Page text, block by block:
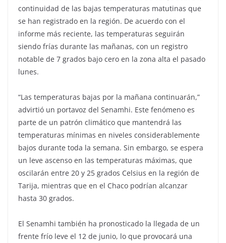
continuidad de las bajas temperaturas matutinas que
se han registrado en la región. De acuerdo con el
informe más reciente, las temperaturas seguirán
siendo frías durante las mañanas, con un registro
notable de 7 grados bajo cero en la zona alta el pasado
lunes.
“Las temperaturas bajas por la mañana continuarán,”
advirtió un portavoz del Senamhi. Este fenómeno es
parte de un patrón climático que mantendrá las
temperaturas mínimas en niveles considerablemente
bajos durante toda la semana. Sin embargo, se espera
un leve ascenso en las temperaturas máximas, que
oscilarán entre 20 y 25 grados Celsius en la región de
Tarija, mientras que en el Chaco podrían alcanzar
hasta 30 grados.
El Senamhi también ha pronosticado la llegada de un
frente frío leve el 12 de junio, lo que provocará una